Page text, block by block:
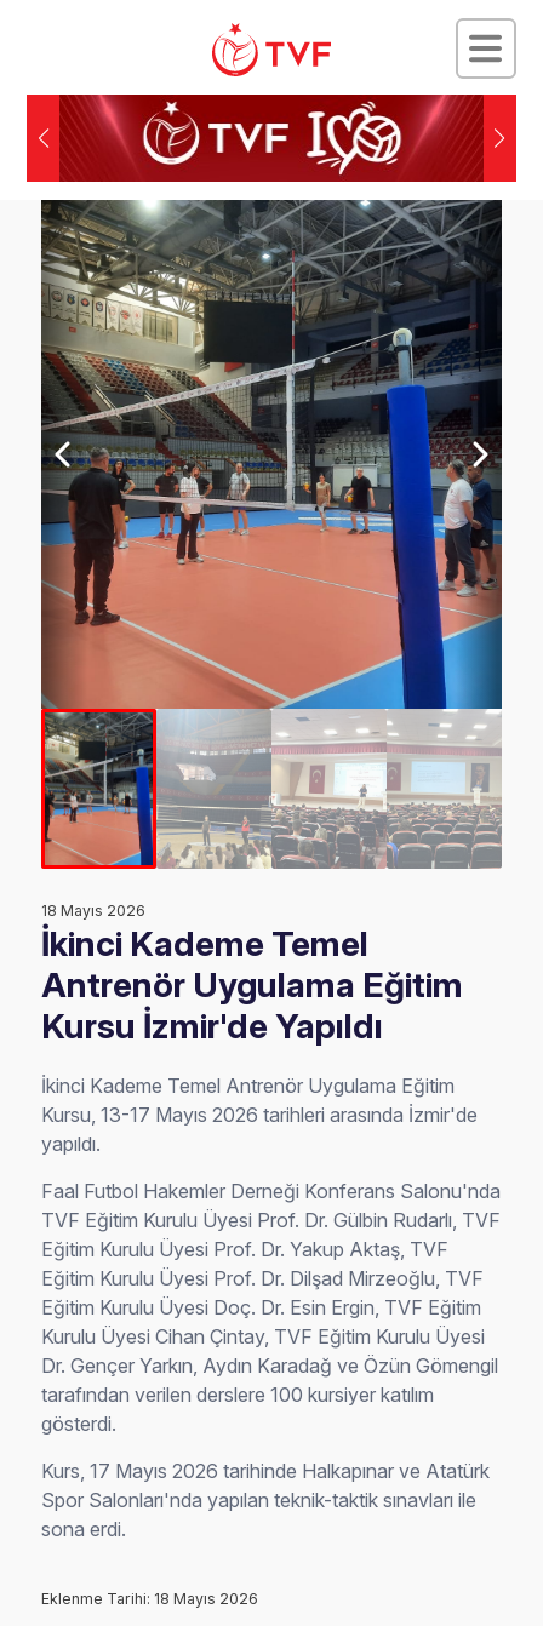
18 Mayıs 2026
İkinci Kademe Temel
Antrenör Uygulama Eğitim
Kursu İzmir'de Yapıldı
İkinci Kademe Temel Antrenör Uygulama Eğitim
Kursu, 13-17 Mayıs 2026 tarihleri arasında İzmir'de
yapıldı.
Faal Futbol Hakemler Derneği Konferans Salonu'nda
TVF Eğitim Kurulu Üyesi Prof. Dr. Gülbin Rudarlı, TVF
Eğitim Kurulu Üyesi Prof. Dr. Yakup Aktaş, TVF
Eğitim Kurulu Üyesi Prof. Dr. Dilşad Mirzeoğlu, TVF
Eğitim Kurulu Üyesi Doç. Dr. Esin Ergin, TVF Eğitim
Kurulu Üyesi Cihan Çintay, TVF Eğitim Kurulu Üyesi
Dr. Gençer Yarkın, Aydın Karadağ ve Özün Gömengil
tarafından verilen derslere 100 kursiyer katılım
gösterdi.
Kurs, 17 Mayıs 2026 tarihinde Halkapınar ve Atatürk
Spor Salonları'nda yapılan teknik-taktik sınavları ile
sona erdi.
Eklenme Tarihi: 18 Mayıs 2026